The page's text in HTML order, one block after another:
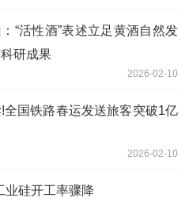
“活性酒”表述立足黄酒自然发
研成果
2026-02-10
全国铁路春运发送旅客突破1亿
2026-02-10
业硅开工率骤降